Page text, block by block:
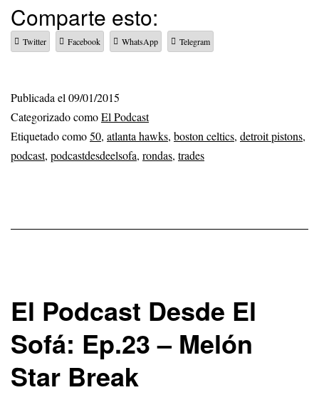
Comparte esto:
Twitter Facebook WhatsApp Telegram
Publicada el 09/01/2015
Categorizado comoEl Podcast
Etiquetado como50, atlanta hawks, boston celtics, detroit pistons,
podcast, podcastdesdeelsofa, rondas, trades
El Podcast Desde El
Sofá: Ep.23 – Melón
Star Break